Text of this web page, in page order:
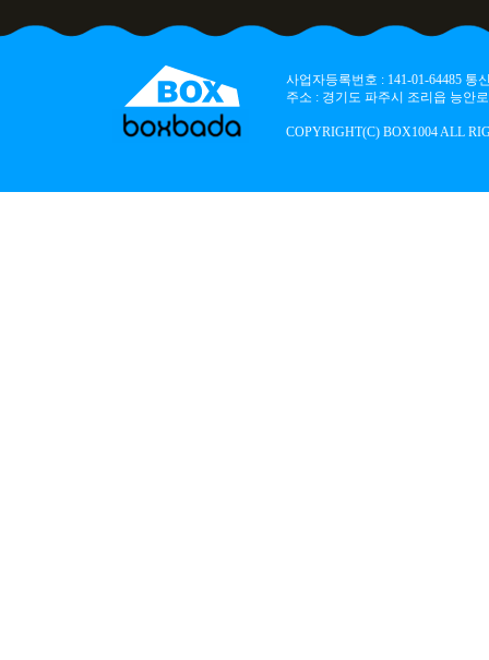
사업자등록번호 : 141-01-64485
주소 : 경기도 파주시 조리읍 능안
COPYRIGHT(C) BOX1004 ALL